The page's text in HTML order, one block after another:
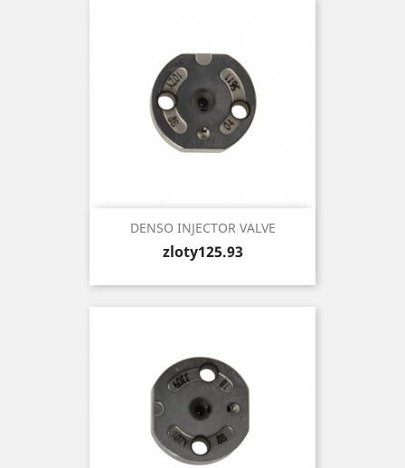
DENSO INJECTOR VALVE
Price
zloty125.93